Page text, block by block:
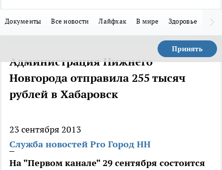
Документы Все новости Лайфхак В мире Здоровье
Принять
Администрация Нижнего
Новгорода отправила 255 тысяч
рублей в Хабаровск
23 сентября 2013
Служба новостей Pro Город НН
На "Первом канале" 29 сентября состоится